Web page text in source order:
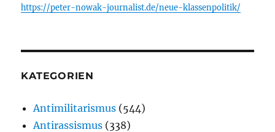
https://peter-nowak-journalist.de/neue-klassenpolitik/
KATEGORIEN
Antimilitarismus (544)
Antirassismus (338)